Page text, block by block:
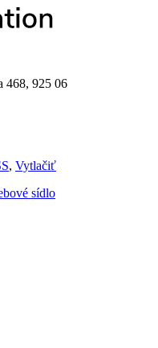
468, 925 06
, Vytlačiť
sídlo